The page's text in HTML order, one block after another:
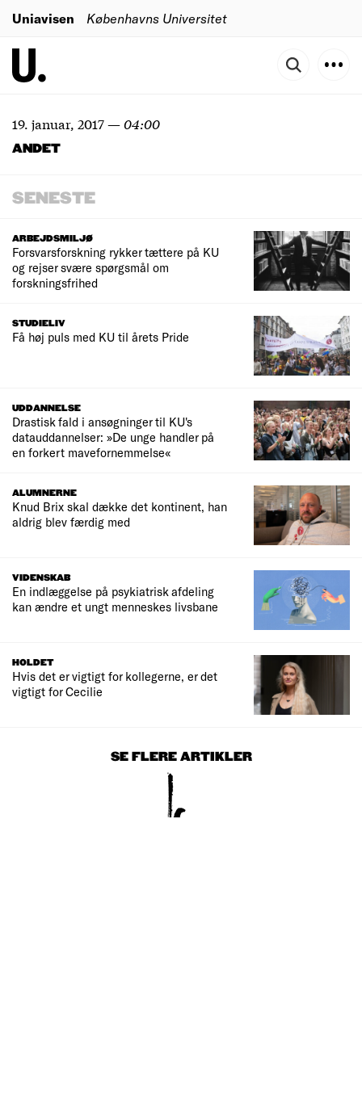
Uniavisen Københavns Universitet
19. januar, 2017—04:00
ANDET
SENESTE
ARBEJDSMILJØ
Forsvarsforskning rykker tættere på KU
og rejser svære spørgsmål om
forskningsfrihed
STUDIELIV
Få høj puls med KU til årets Pride
UDDANNELSE
Drastisk fald i ansøgninger til KU's
datauddannelser: »De unge handler på
en forkert mavefornemmelse«
ALUMNERNE
Knud Brix skal dække det kontinent, han
aldrig blev færdig med
VIDENSKAB
En indlæggelse på psykiatrisk afdeling
kan ændre et ungt menneskes livsbane
HOLDET
Hvis det er vigtigt for kollegerne, er det
vigtigt for Cecilie
SE FLERE ARTIKLER